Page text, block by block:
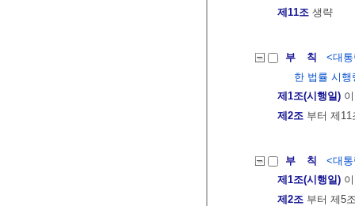
제11조 생략
부 칙
<대
한 법률 시
제1조(시행일)
제2조 부터 제
부 칙
<대
제1조(시행일)
제2조 부터 제5